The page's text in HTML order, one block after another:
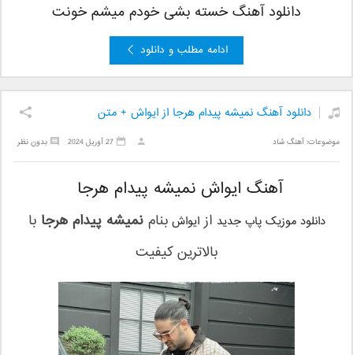
دانلود آهنگ خسته بشی خودم میشم خونت
ادامه مطلب و دانلود
دانلود آهنگ نمیشه پیدام هرجا از ایواش + متن
موضوعات:آهنگ شاد بدون نظر 27 آوریل 2024
آهنگ ایواش نمیشه پیدام هرجا
دانلود موزیک پاپ جدید ازایواشبنام نمیشه پیدام هرجابا
بالاترین کیفیت